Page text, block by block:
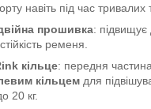
навіть під час тривалих
прошивка: підвищує
ременя.
кільце: передня
кільцем для
20 кг.